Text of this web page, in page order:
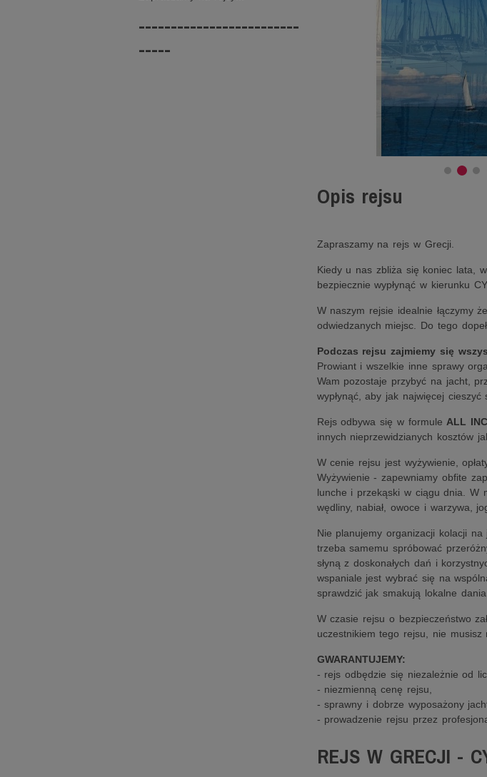
Opis rejsu
Zapraszamy na rejs w Grecji.
Kiedy u nas zbliża się koniec lata,
bezpiecznie wypłynąć w kierunku
W naszym rejsie idealnie łączymy
odwiedzanych miejsc. Do tego
Podczas rejsu zajmiemy się
Prowiant i wszelkie inne sprawy
Wam pozostaje przybyć na jacht,
wypłynąć, aby jak najwięcej
Rejs odbywa się w formule ALL
innych nieprzewidzianych kosztów
W cenie rejsu jest wyżywienie,
Wyżywienie - zapewniamy obfite
lunche i przekąski w ciągu dnia. W
wędliny, nabiał, owoce i warzywa,
Nie planujemy organizacji kolacji
trzeba samemu spróbować
słyną z doskonałych dań i
wspaniale jest wybrać się na
sprawdzić jak smakują lokalne
W czasie rejsu o bezpieczeństwo
uczestnikiem tego rejsu, nie musisz
GWARANTUJEMY:
- rejs odbędzie się niezależnie od
- niezmienną cenę rejsu,
- sprawny i dobrze wyposażony
- prowadzenie rejsu przez
REJS W GRECJI -
-------------------------
-----